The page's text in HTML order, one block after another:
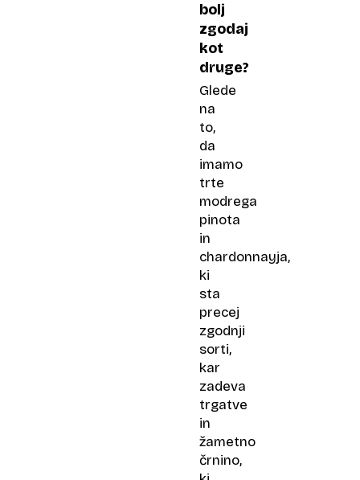
bolj
zgodaj
kot
druge?
Glede
na
to,
da
imamo
trte
modrega
pinota
in
chardonnayja,
ki
sta
precej
zgodnji
sorti,
kar
zadeva
trgatve
in
žametno
črnino,